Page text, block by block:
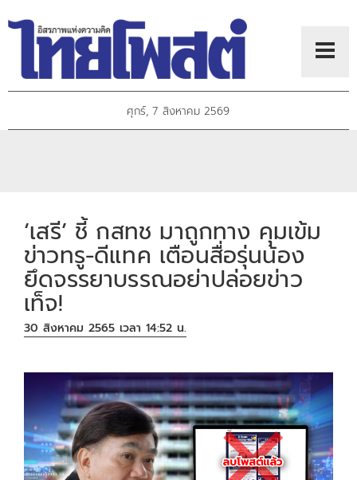
ศุกร์, 7 สิงหาคม 2569
‘เสรี’ ชี้ กสทช มาถูกทาง คุมเข้ม
ข่าวทรู-ดีแทค เตือนสื่อรุ่นน้อง
ยึดจรรยาบรรณอย่าปล่อยข่าว
เท็จ!
30 สิงหาคม 2565 เวลา 14:52 น.